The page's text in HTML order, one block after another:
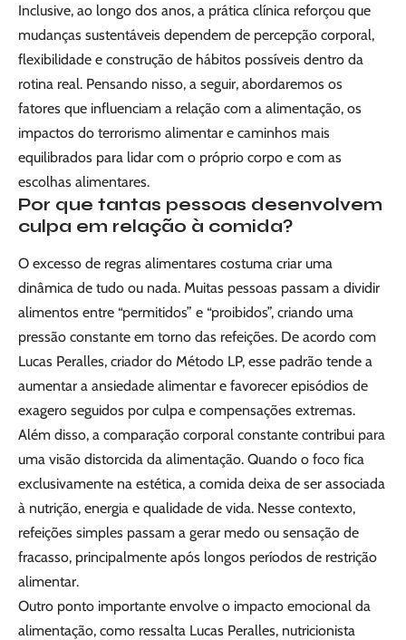
Inclusive, ao longo dos anos, a prática clínica reforçou que
mudanças sustentáveis dependem de percepção corporal,
flexibilidade e construção de hábitos possíveis dentro da
rotina real. Pensando nisso, a seguir, abordaremos os
fatores que influenciam a relação com a alimentação, os
impactos do terrorismo alimentar e caminhos mais
equilibrados para lidar com o próprio corpo e com as
escolhas alimentares.
Por que tantas pessoas desenvolvem
culpa em relação à comida?
O excesso de regras alimentares costuma criar uma
dinâmica de tudo ou nada. Muitas pessoas passam a dividir
alimentos entre “permitidos” e “proibidos”, criando uma
pressão constante em torno das refeições. De acordo com
Lucas Peralles, criador do Método LP, esse padrão tende a
aumentar a ansiedade alimentar e favorecer episódios de
exagero seguidos por culpa e compensações extremas.
Além disso, a comparação corporal constante contribui para
uma visão distorcida da alimentação. Quando o foco fica
exclusivamente na estética, a comida deixa de ser associada
à nutrição, energia e qualidade de vida. Nesse contexto,
refeições simples passam a gerar medo ou sensação de
fracasso, principalmente após longos períodos de restrição
alimentar.
Outro ponto importante envolve o impacto emocional da
alimentação, como ressalta Lucas Peralles, nutricionista